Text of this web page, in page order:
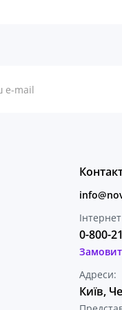
0-800-
Адреси:
Київ,